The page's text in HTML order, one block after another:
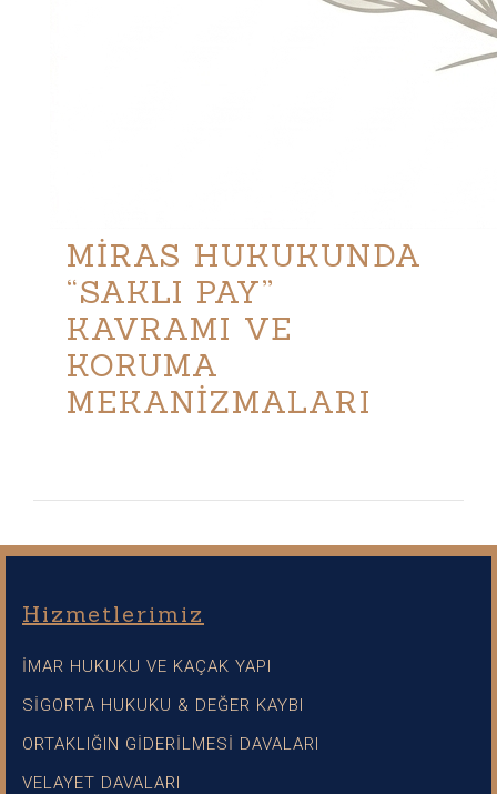
MİRAS HUKUKUNDA
“SAKLI PAY”
KAVRAMI VE
KORUMA
MEKANİZMALARI
Hizmetlerimiz
İMAR HUKUKU VE KAÇAK YAPI
SİGORTA HUKUKU & DEĞER KAYBI
ORTAKLIĞIN GİDERİLMESİ DAVALARI
VELAYET DAVALARI